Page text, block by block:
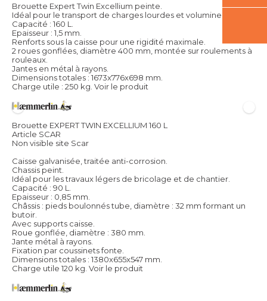
Brouette Expert Twin Excellium peinte.
Idéal pour le transport de charges lourdes et volumineuses.
Capacité : 160 L.
Epaisseur : 1,5 mm.
Renforts sous la caisse pour une rigidité maximale.
2 roues gonflées, diamètre 400 mm, montée sur roulements à
rouleaux.
Jantes en métal à rayons.
Dimensions totales : 1673x776x698 mm.
Charge utile : 250 kg. Voir le produit
Brouette EXPERT TWIN EXCELLIUM 160 L
Article SCAR
Non visible site Scar
Caisse galvanisée, traitée anti-corrosion.
Chassis peint.
Idéal pour les travaux légers de bricolage et de chantier.
Capacité : 90 L.
Epaisseur : 0,85 mm.
Châssis : pieds boulonnés tube, diamètre : 32 mm formant un
butoir.
Avec supports caisse.
Roue gonflée, diamètre : 380 mm.
Jante métal à rayons.
Fixation par coussinets fonte.
Dimensions totales : 1380x655x547 mm.
Charge utile 120 kg. Voir le produit